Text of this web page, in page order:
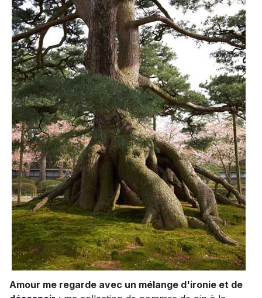
Amour me regarde avec un mélange d'ironie et de